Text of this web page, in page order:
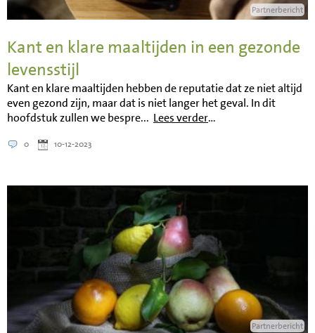
Partnerbericht
Kant en klare maaltijden in een gezonde
levensstijl
Kant en klare maaltijden hebben de reputatie dat ze niet altijd
even gezond zijn, maar dat is niet langer het geval. In dit
hoofdstuk zullen we bespre... Lees verder…
0 10-12-2023
Partnerbericht